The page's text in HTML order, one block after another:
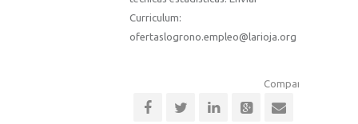
Curriculum:
ofertaslogrono.empleo@larioja.org
Comparte esta